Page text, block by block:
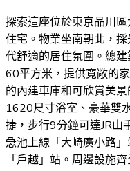
探索這座位於東京品川
住宅。物業坐南朝北，
代舒適的居住氛圍。總
60平方米，提供寬敞的
的內建車庫和可欣賞美
1620尺寸浴室、豪華雙
捷，步行9分鐘可達JR山
急池上線「大崎廣小路
「戶越」站。周邊設施